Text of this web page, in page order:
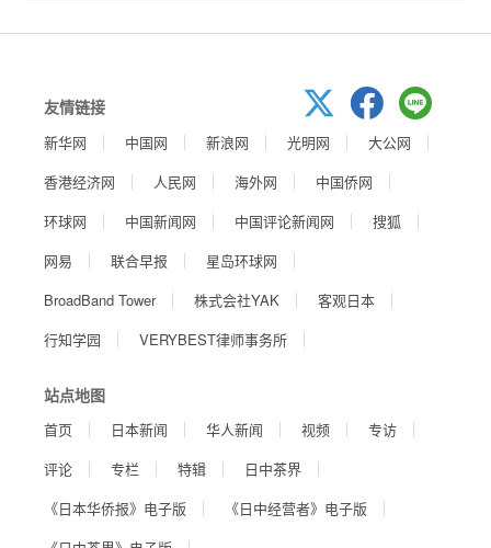
友情链接
新华网 中国网 新浪网 光明网
大公网
香港经济网
人民网 海外网
中国侨网
环球网
中国新闻网 中国评论新闻网
搜狐
网易
联合早报
星岛环球网
BroadBand Tower
株式会社YAK
客观日本
行知学园
VERYBEST律师事务所
站点地图
首页 日本新闻 华人新闻 视频
专访
评论
专栏 特辑
日中茶界
《日本华侨报》电子版
《日中经营者》电子版